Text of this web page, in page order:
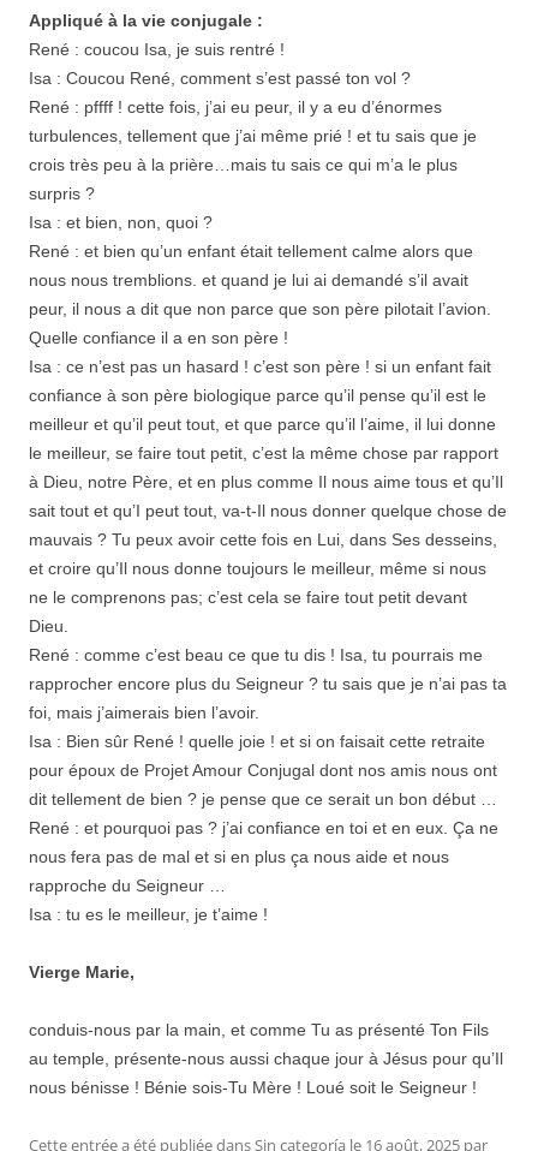
Appliqué à la vie conjugale :
René : coucou Isa, je suis rentré !
Isa : Coucou René, comment s’est passé ton vol ?
René : pffff ! cette fois, j’ai eu peur, il y a eu d’énormes
turbulences, tellement que j’ai même prié ! et tu sais que je
crois très peu à la prière…mais tu sais ce qui m’a le plus
surpris ?
Isa : et bien, non, quoi ?
René : et bien qu’un enfant était tellement calme alors que
nous nous tremblions. et quand je lui ai demandé s’il avait
peur, il nous a dit que non parce que son père pilotait l’avion.
Quelle confiance il a en son père !
Isa : ce n’est pas un hasard ! c’est son père ! si un enfant fait
confiance à son père biologique parce qu’il pense qu’il est le
meilleur et qu’il peut tout, et que parce qu’il l’aime, il lui donne
le meilleur, se faire tout petit, c’est la même chose par rapport
à Dieu, notre Père, et en plus comme Il nous aime tous et qu’Il
sait tout et qu’I peut tout, va-t-Il nous donner quelque chose de
mauvais ? Tu peux avoir cette fois en Lui, dans Ses desseins,
et croire qu’Il nous donne toujours le meilleur, même si nous
ne le comprenons pas; c’est cela se faire tout petit devant
Dieu.
René : comme c’est beau ce que tu dis ! Isa, tu pourrais me
rapprocher encore plus du Seigneur ? tu sais que je n’ai pas ta
foi, mais j’aimerais bien l’avoir.
Isa : Bien sûr René ! quelle joie ! et si on faisait cette retraite
pour époux de Projet Amour Conjugal dont nos amis nous ont
dit tellement de bien ? je pense que ce serait un bon début …
René : et pourquoi pas ? j’ai confiance en toi et en eux. Ça ne
nous fera pas de mal et si en plus ça nous aide et nous
rapproche du Seigneur …
Isa : tu es le meilleur, je t’aime !
Vierge Marie,
conduis-nous par la main, et comme Tu as présenté Ton Fils
au temple, présente-nous aussi chaque jour à Jésus pour qu’Il
nous bénisse ! Bénie sois-Tu Mère ! Loué soit le Seigneur !
Cette entrée a été publiée dansSin categoría le 16 août, 2025 par